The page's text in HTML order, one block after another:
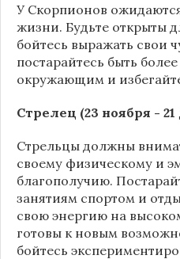
У Скорпионов
жизни. Будьте открыты
бойтесь выражать свои
постарайтесь быть
окружающим и
Стрелец (23 ноября - 21
Стрельцы должны
своему физическому и
благополучию.
занятиям спортом и
свою энергию на
готовы к новым
бойтесь